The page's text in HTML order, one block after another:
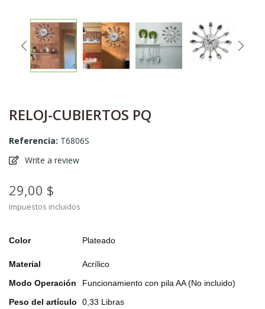
RELOJ-CUBIERTOS PQ
Referencia: T6806S
Write a review
29,00 $
Impuestos incluidos
Color Plateado
Material
Acrílico
Modo Operación
Funcionamiento con pila AA (No incluido)
Peso del artículo
0,33 Libras